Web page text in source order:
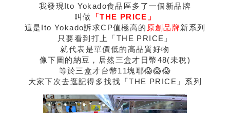
我發現Ito Yokado食品區多了一個新品牌
叫做
「THE PRICE」
這是Ito Yokado訴求CP值極高的 原創品牌新系列
只要看到打上「THE PRICE」
就代表是單價低的高品質好物
像下圖的納豆，居然三盒才日幣48(未稅)
等於三盒才台幣11塊耶😱😱😱
大家下次去逛記得多找找「THE PRICE」系列